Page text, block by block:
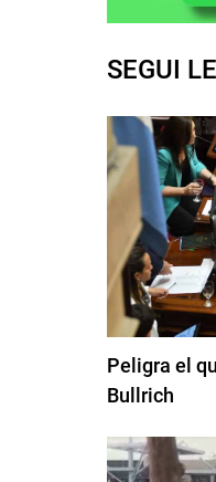
SEGUI
Peligra el
Bullrich